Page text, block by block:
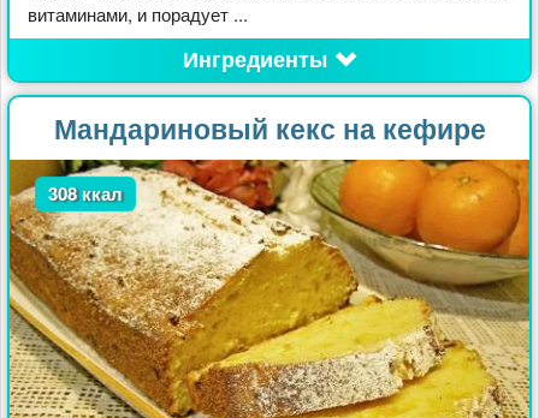
витаминами, и порадует ...
Ингредиенты
Мандариновый кекс на кефире
308 ккал